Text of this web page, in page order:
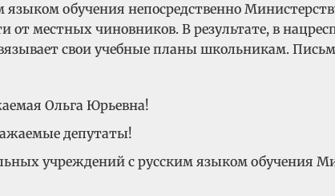
обучения непосредственно
от местных чиновников. В результате, в
свои учебные планы школьникам.
Ольга Юрьевна!
депутаты!
учреждений с русским языком обучения